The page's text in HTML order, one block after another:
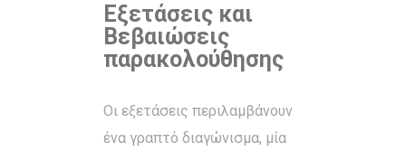
Εξετάσεις και
Βεβαιώσεις
παρακολούθησης
Οι εξετάσεις περιλαμβάνουν
ένα γραπτό διαγώνισμα, μία